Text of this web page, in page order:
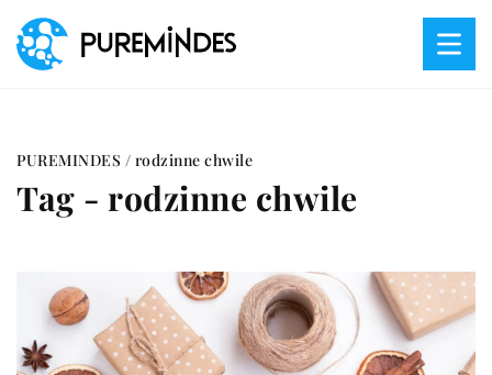
PUREMINDES / rodzinne chwile
Tag - rodzinne chwile